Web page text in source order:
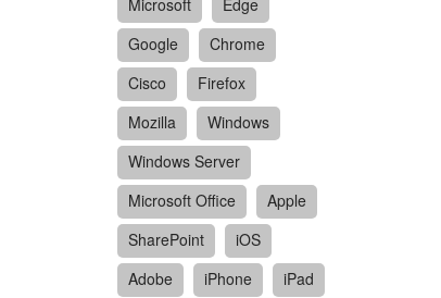
Microsoft
Edge
Google
Chrome
Cisco
Firefox
Mozilla
Windows
Windows Server
Microsoft Office
Apple
SharePoint
iOS
Adobe
iPhone
iPad